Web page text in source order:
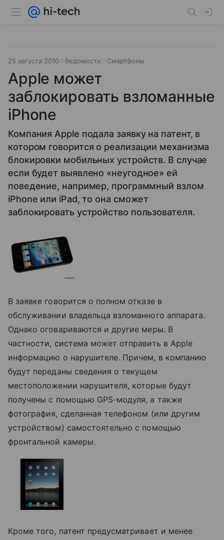
25 августа 2010 Ведомости Смартфоны
Apple может
заблокировать взломанные
iPhone
Компания Apple подала заявку на патент, в
котором говорится о реализации механизма
блокировки мобильных устройств. В случае
если будет выявлено «неугодное» ей
поведение, например, программный взлом
iPhone или iPad, то она сможет
заблокировать устройство пользователя.
В заявке говорится о полном отказе в
обслуживании владельца взломанного аппарата.
Однако оговариваются и другие меры. В
частности, система может отправить в Apple
информацию о нарушителе. Причем, в компанию
будут переданы сведения о текущем
местоположении нарушителя, которые будут
получены с помощью GPS-модуля, а также
фотография, сделанная телефоном (или другим
устройством) самостоятельно с помощью
фронтальной камеры.
Кроме того, патент предусматривает и менее